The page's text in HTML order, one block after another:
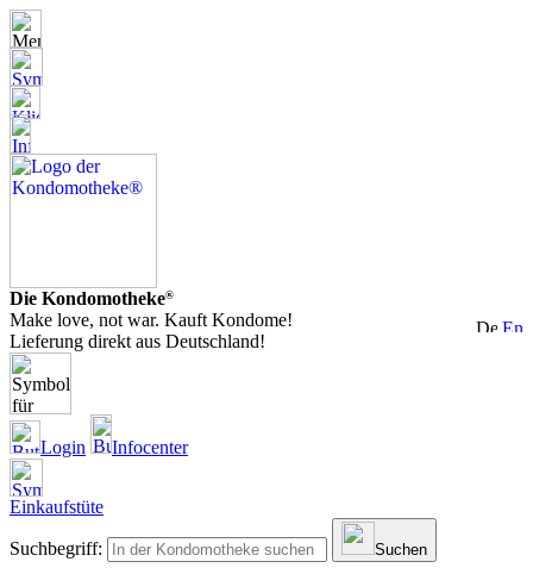
Die Kondomotheke®
Make love, not war. Kauft Kondome!
Lieferung direkt aus Deutschland!
Login Infocenter
Einkaufstüte
Suchbegriff: Suchen